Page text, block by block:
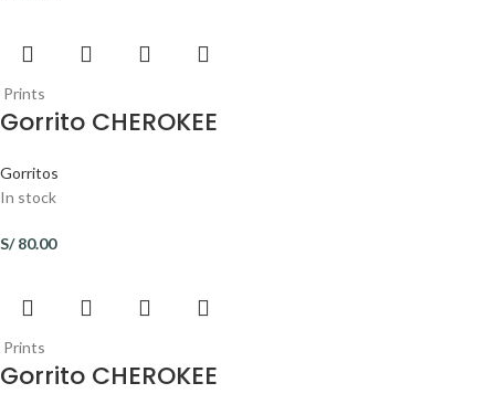
Prints
Gorrito CHEROKEE
Gorritos
In stock
S/80.00
Prints
Gorrito CHEROKEE